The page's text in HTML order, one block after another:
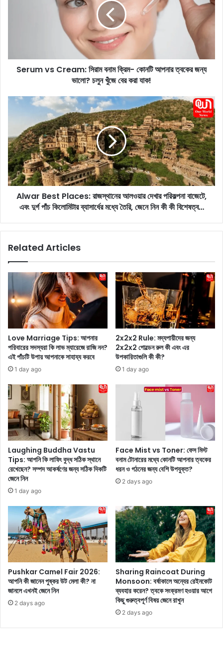
r
:
ব
না
ম
ক্রি
ম
টি
প
কে
র
জ
ভা
লো
?
লু
ন
খুঁ
বে
র
ক
রা
যা
ক
!
Serum vs Cream: সিরাম বনাম ক্রিম- কোনটি আপনার ত্বকের জন্য
ভালো? চলুন খুঁজে বের করা যাক!
r
B
e
s
t
s
স্থা
নে
র
ও
য়া
দে
খা
র
রি
ক
ল্প
না
বা
জে
টে
,
বং
র্গ
পাঁ
চ
কি
লো
মি
টা
র
Alwar Best Places: রাজস্থানের আলওয়ার দেখার পরিকল্পনা বাজেটে,
এবং দুর্গ পাঁচ কিলোমিটার ব্যাসার্ধের মধ্যে তৈরি, জেনে নিন কী কী বিশেষত্ব…
Related Articles
Love Marriage Tips: আপনার
পরিবারের সদস্যরা কি লাভ ম্যারেজে রাজি নন?
এই পাঁচটি উপায় আপনাকে সাহায্য করবে
1 day ago
2x2x2 Rule: মদ্যপায়ীদের জন্য
2x2x2 গোল্ডেন রুল কী এবং এর
উপকারিতাগুলি কী কী?
1 day ago
Laughing Buddha Vastu
Tips: আপনি কি লাফিং বুদ্ধ সঠিক স্থানে
রেখেছেন? সম্পদ আকর্ষণের জন্য সঠিক দিকটি
জেনে নিন
1 day ago
Face Mist vs Toner: ফেস মিস্ট
বনাম টোনারের মধ্যে কোনটি আপনার ত্বকের
ধরন ও গঠনের জন্য বেশি উপযুক্ত?
2 days ago
Pushkar Camel Fair 2026:
আপনি কী জানেন পুষ্কর উট মেলা কী? না
জানলে এখনই জেনে নিন
2 days ago
Sharing Raincoat During
Monsoon: বর্ষাকালে অন্যের রেইনকোট
ব্যবহার করেন? ত্বকে সংক্রমণ হওয়ার আগে
কিছু গুরুত্বপূর্ণ বিষয় জেনে রাখুন
2 days ago